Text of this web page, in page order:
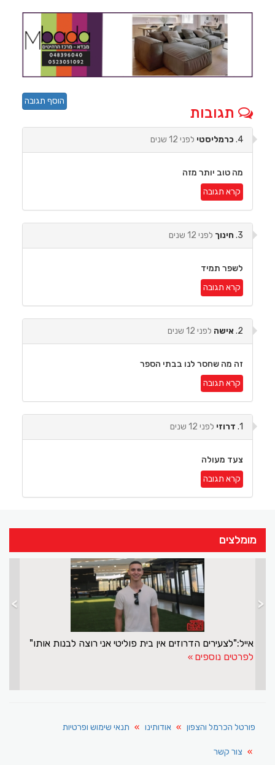
תגובות
הוסף תגובה
כרמליסטילפני 12 שנים
מה טוב יותר מזה
קרא תגובה
חינוךלפני 12 שנים
לשפר תמיד
קרא תגובה
אישה לפני 12 שנים
זה מה שחסר לנו בבתי הספר
קרא תגובה
דרוזילפני 12 שנים
צעד מעולה
קרא תגובה
מומלצים
אייל:"לצעירים הדרוזים אין בית פוליטי אני רוצה לבנות אותו"
לפרטים נוספים
> <
פורטל הכרמל והצפון אודותינו תנאי שימוש ופרטיות
צור קשר